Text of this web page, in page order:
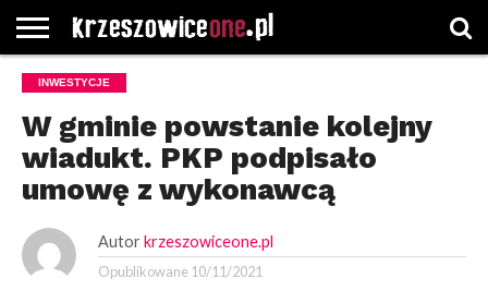
STRONA
GŁÓWNA
WYBORY
WYBIERZ
ROZKŁADY
GREGORCZYK
KONTAKT
INWESTYCJE
W gminie powstanie kolejny
wiadukt. PKP podpisało
umowę z wykonawcą
Autor krzeszowiceone.pl
Opublikowane 10/11/2021